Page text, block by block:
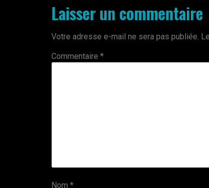
Laisser un commentaire
Votre adresse e-mail ne sera pas publiée.
Commentaire *
Nom *